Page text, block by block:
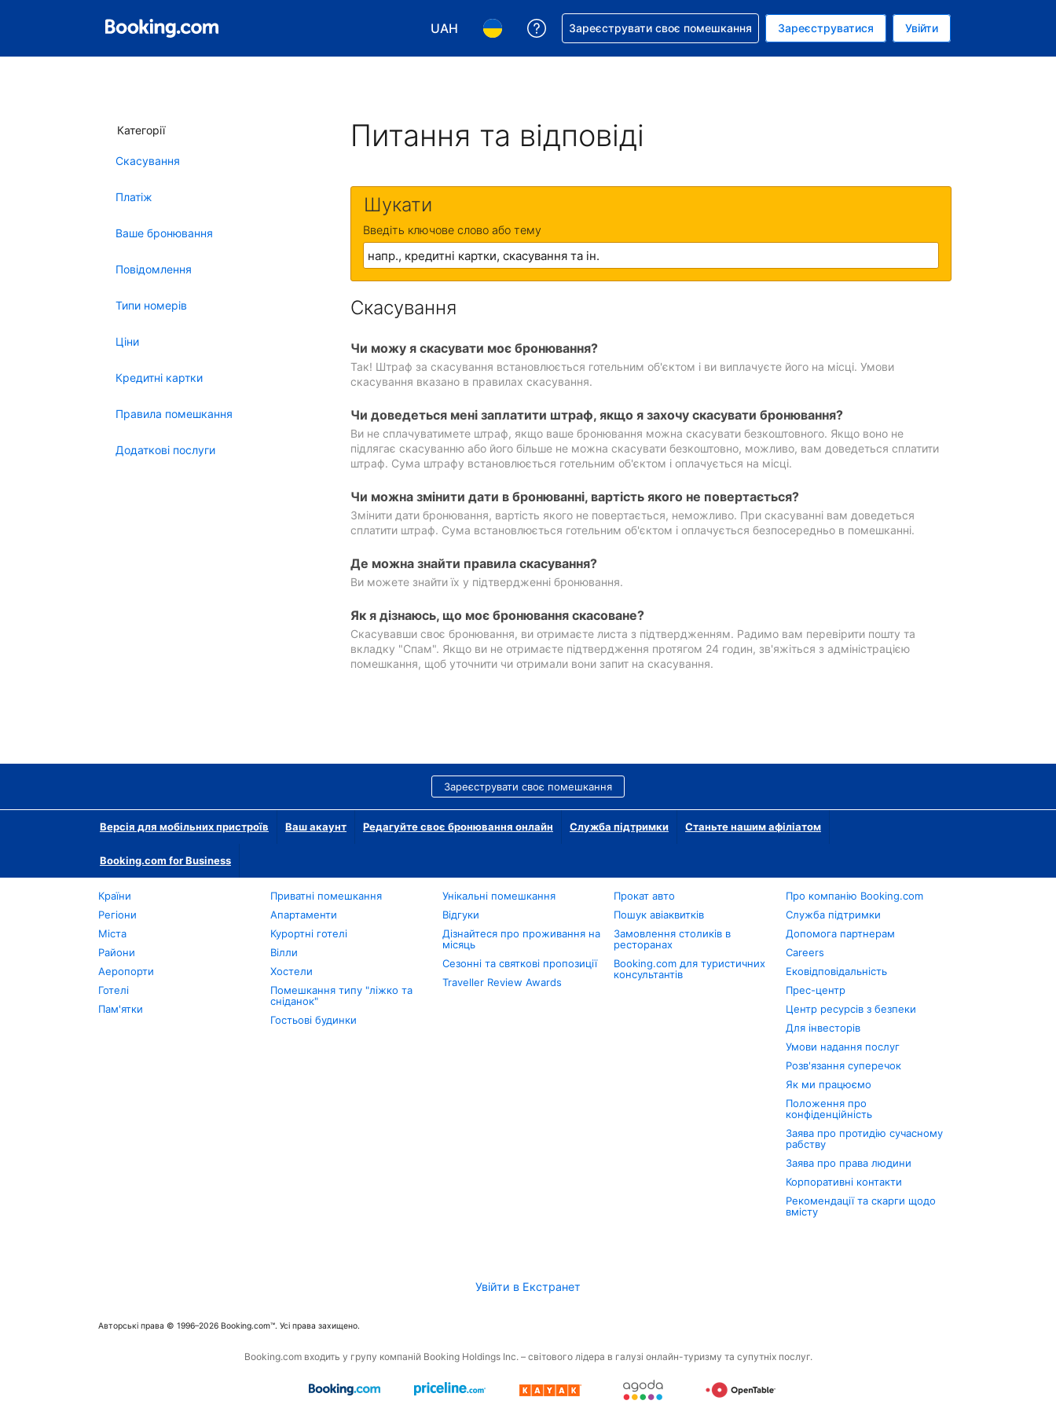
UAH
Виберіть валюту. Ваша поточна валюта: Українська гривня
Виберіть мову. Ваша поточна мова: Українською
Отримайте допомогу з бронюванням
Зареєструвати своє помешкання Зареєструватися Увійти
Категорії
Скасування
Платіж
Ваше бронювання
Повідомлення
Типи номерів
Ціни
Кредитні картки
Правила помешкання
Додаткові послуги
Питання та відповіді
Шукати
Введіть ключове слово або тему
Скасування
Чи можу я скасувати моє бронювання?
Так! Штраф за скасування встановлюється готельним об'єктом і ви виплачуєте його на місці. Умови
скасування вказано в правилах скасування.
Чи доведеться мені заплатити штраф, якщо я захочу скасувати бронювання?
Ви не сплачуватимете штраф, якщо ваше бронювання можна скасувати безкоштовного. Якщо воно не
підлягає скасуванню або його більше не можна скасувати безкоштовно, можливо, вам доведеться сплатити
штраф. Сума штрафу встановлюється готельним об'єктом і оплачується на місці.
Чи можна змінити дати в бронюванні, вартість якого не повертається?
Змінити дати бронювання, вартість якого не повертається, неможливо. При скасуванні вам доведеться
сплатити штраф. Сума встановлюється готельним об'єктом і оплачується безпосередньо в помешканні.
Де можна знайти правила скасування?
Ви можете знайти їх у підтвердженні бронювання.
Як я дізнаюсь, що моє бронювання скасоване?
Скасувавши своє бронювання, ви отримаєте листа з підтвердженням. Радимо вам перевірити пошту та
вкладку "Спам". Якщо ви не отримаєте підтвердження протягом 24 годин, зв'яжіться з адміністрацією
помешкання, щоб уточнити чи отримали вони запит на скасування.
Зареєструвати своє помешкання
Версія для мобільних пристроїв Ваш акаунт Редагуйте своє бронювання онлайн Служба підтримки Станьте нашим афіліатом
Booking.com for Business
Країни
Регіони
Міста
Райони
Аеропорти
Готелі
Пам'ятки
Приватні помешкання
Апартаменти
Курортні готелі
Вілли
Хостели
Помешкання типу "ліжко та
сніданок"
Гостьові будинки
Унікальні помешкання
Відгуки
Дізнайтеся про проживання на
місяць
Сезонні та святкові пропозиції
Traveller Review Awards
Прокат авто
Пошук авіаквитків
Замовлення столиків в
ресторанах
Booking.com для туристичних
консультантів
Про компанію Booking.com
Служба підтримки
Допомога партнерам
Careers
Ековідповідальність
Прес-центр
Центр ресурсів з безпеки
Для інвесторів
Умови надання послуг
Розв'язання суперечок
Як ми працюємо
Положення про
конфіденційність
Заява про протидію сучасному
рабству
Заява про права людини
Корпоративні контакти
Рекомендації та скарги щодо
вмісту
Увійти в Екстранет
Авторські права © 1996–2026 Booking.com™. Усі права захищено.
Booking.com входить у групу компаній Booking Holdings Inc. – світового лідера в галузі онлайн-туризму та супутніх послуг.